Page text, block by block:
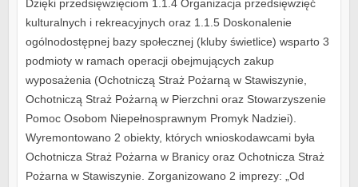
Dzięki przedsięwzięciom 1.1.4 Organizacja przedsięwzięć
kulturalnych i rekreacyjnych oraz 1.1.5 Doskonalenie
ogólnodostępnej bazy społecznej (kluby świetlice) wsparto 3
podmioty w ramach operacji obejmujących zakup
wyposażenia (Ochotniczą Straż Pożarną w Stawiszynie,
Ochotniczą Straż Pożarną w Pierzchni oraz Stowarzyszenie
Pomoc Osobom Niepełnosprawnym Promyk Nadziei).
Wyremontowano 2 obiekty, których wnioskodawcami była
Ochotnicza Straż Pożarna w Branicy oraz Ochotnicza Straż
Pożarna w Stawiszynie. Zorganizowano 2 imprezy: „Od